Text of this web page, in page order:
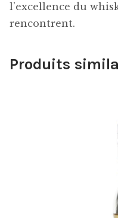
l’excellence du
rencontrent.
Produits